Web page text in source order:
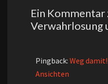
Ein Kommentar
Verwahrlosung
Pingback: Weg
Ansichten